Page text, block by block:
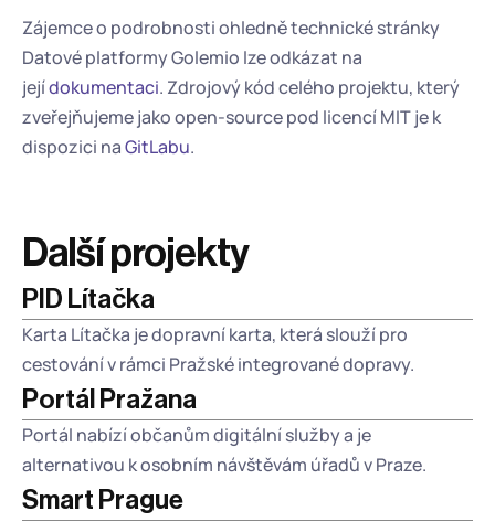
Zájemce o podrobnosti ohledně technické stránky
Datové platformy Golemio lze odkázat na
její dokumentaci. Zdrojový kód celého projektu, který
zveřejňujeme jako open-source pod licencí MIT je k
dispozici na GitLabu.
Další projekty
PID Lítačka
Karta Lítačka je dopravní karta, která slouží pro
cestování v rámci Pražské integrované dopravy.
Portál Pražana
Portál nabízí občanům digitální služby a je
alternativou k osobním návštěvám úřadů v Praze.
Smart Prague